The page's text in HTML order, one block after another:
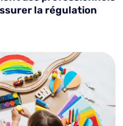
la régulation